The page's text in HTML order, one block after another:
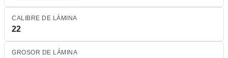
CALIBRE DE LÁMINA
22
GROSOR DE LÁMINA